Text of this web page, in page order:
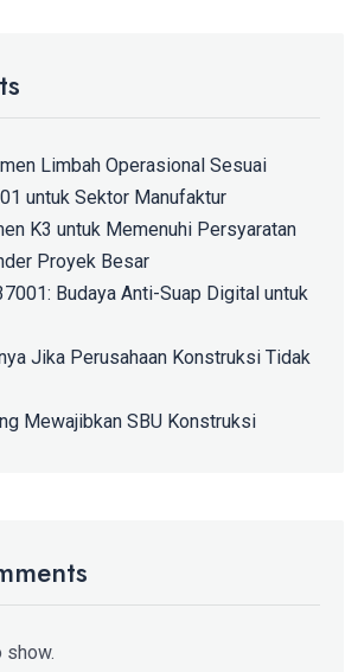
Limbah Operasional Sesuai
untuk Sektor Manufaktur
K3 untuk Memenuhi Persyaratan
Proyek Besar
Budaya Anti-Suap Digital untuk
Jika Perusahaan Konstruksi Tidak
Mewajibkan SBU Konstruksi
show.